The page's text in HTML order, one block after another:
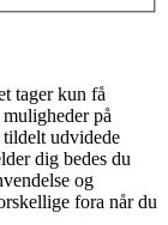
tager kun få
på
tildelt udvidede
dig bedes du
og
fora når du